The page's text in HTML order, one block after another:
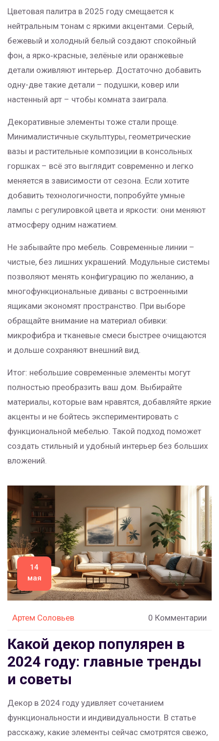
Цветовая палитра в 2025 году смещается к
нейтральным тонам с яркими акцентами. Серый,
бежевый и холодный белый создают спокойный
фон, а ярко‑красные, зелёные или оранжевые
детали оживляют интерьер. Достаточно добавить
одну-две такие детали – подушки, ковер или
настенный арт – чтобы комната заиграла.
Декоративные элементы тоже стали проще.
Минималистичные скульптуры, геометрические
вазы и растительные композиции в консольных
горшках – всё это выглядит современно и легко
меняется в зависимости от сезона. Если хотите
добавить технологичности, попробуйте умные
лампы с регулировкой цвета и яркости: они меняют
атмосферу одним нажатием.
Не забывайте про мебель. Современные линии –
чистые, без лишних украшений. Модульные системы
позволяют менять конфигурацию по желанию, а
многофункциональные диваны с встроенными
ящиками экономят пространство. При выборе
обращайте внимание на материал обивки:
микрофибра и тканевые смеси быстрее очищаются
и дольше сохраняют внешний вид.
Итог: небольшие современные элементы могут
полностью преобразить ваш дом. Выбирайте
материалы, которые вам нравятся, добавляйте яркие
акценты и не бойтесь экспериментировать с
функциональной мебелью. Такой подход поможет
создать стильный и удобный интерьер без больших
вложений.
14
мая
Артем Соловьев 0 Комментарии
Какой декор популярен в
2024 году: главные тренды
и советы
Декор в 2024 году удивляет сочетанием
функциональности и индивидуальности. В статье
расскажу, какие элементы сейчас смотрятся свежо,